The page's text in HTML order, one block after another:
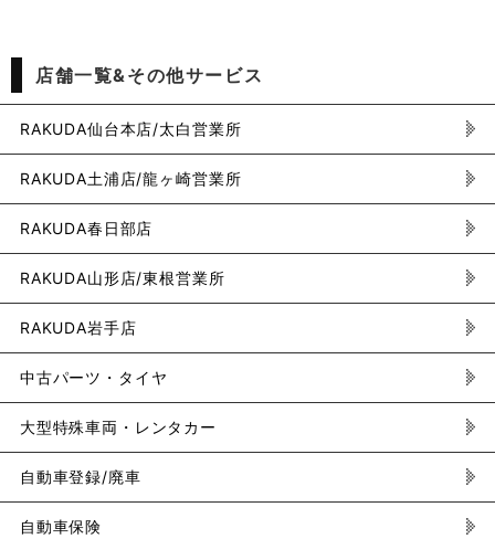
店舗一覧&その他サービス
RAKUDA仙台本店/太白営業所
RAKUDA土浦店/龍ヶ崎営業所
RAKUDA春日部店
RAKUDA山形店/東根営業所
RAKUDA岩手店
中古パーツ・タイヤ
大型特殊車両・レンタカー
自動車登録/廃車
自動車保険